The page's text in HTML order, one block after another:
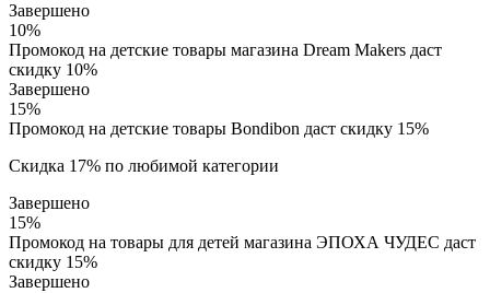
Завершено
10%
Промокод на детские товары магазина Dream Makers даст
скидку 10%
Завершено
15%
Промокод на детские товары Bondibon даст скидку 15%
Скидка 17% по любимой категории
Завершено
15%
Промокод на товары для детей магазина ЭПОХА ЧУДЕС даст
скидку 15%
Завершено